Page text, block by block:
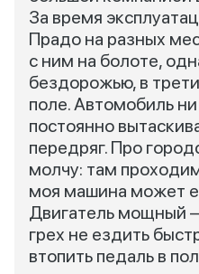
За время
Прадо на разных
с ним на болоте,
бездорожью, в
поле. Автомобиль
постоянно
передряг. Про
молчу: там
моя машина может
Двигатель мощный
грех не ездить
втопить педаль в